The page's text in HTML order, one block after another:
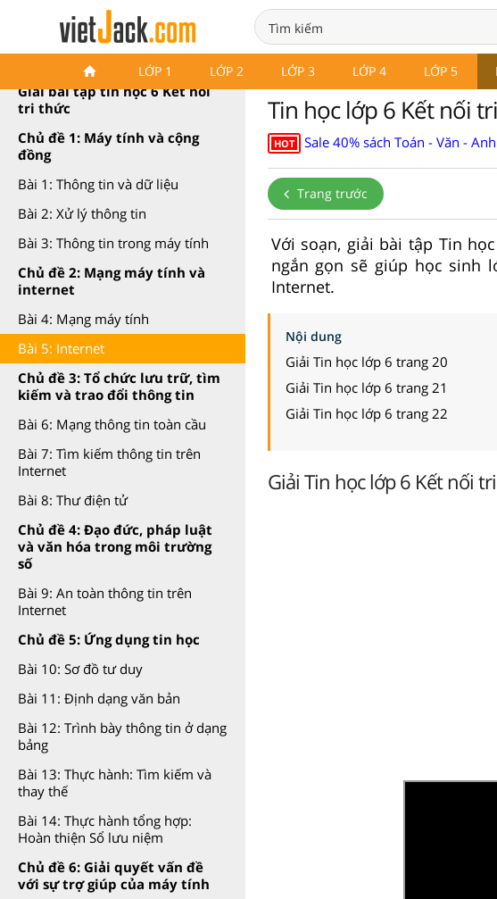
LỚP 1 LỚP 2 LỚP 3 LỚP 4 LỚP 5
Tin học 6 Kết nối tri thức
Giải bài tập tin học 6 Kết nối
tri thức
Chủ đề 1: Máy tính và cộng
đồng
Bài 1: Thông tin và dữ liệu
Bài 2: Xử lý thông tin
Bài 3: Thông tin trong máy tính
Chủ đề 2: Mạng máy tính và
internet
Bài 4: Mạng máy tính
Bài 5: Internet
Chủ đề 3: Tổ chức lưu trữ, tìm
kiếm và trao đổi thông tin
Bài 6: Mạng thông tin toàn cầu
Bài 7: Tìm kiếm thông tin trên
Internet
Bài 8: Thư điện tử
Chủ đề 4: Đạo đức, pháp luật
và văn hóa trong môi trường
số
Bài 9: An toàn thông tin trên
Internet
Chủ đề 5: Ứng dụng tin học
Bài 10: Sơ đồ tư duy
Bài 11: Định dạng văn bản
Bài 12: Trình bày thông tin ở dạng
bảng
Bài 13: Thực hành: Tìm kiếm và
thay thế
Bài 14: Thực hành tổng hợp:
Hoàn thiện Sổ lưu niệm
Chủ đề 6: Giải quyết vấn đề
với sự trợ giúp của máy tính
Tin học lớp 6 Kết nối
HOT Sale 40% sách Toán - Văn -
Trang trước
Với soạn, giải bài tập Tin
ngắn gọn sẽ giúp học sinh
Internet.
Nội dung
Giải Tin học lớp 6 trang 20
Giải Tin học lớp 6 trang 21
Giải Tin học lớp 6 trang 22
Giải Tin học lớp 6 Kết nối